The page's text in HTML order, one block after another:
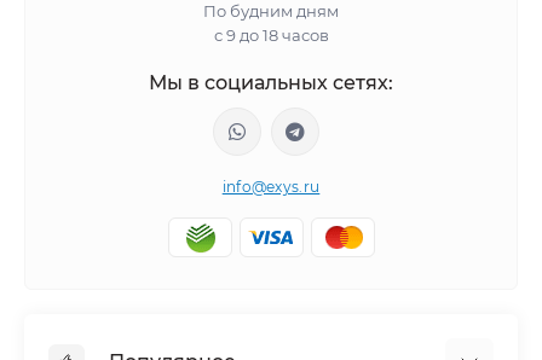
По будним дням
с 9 до 18 часов
Мы в социальных сетях:
info@exys.ru